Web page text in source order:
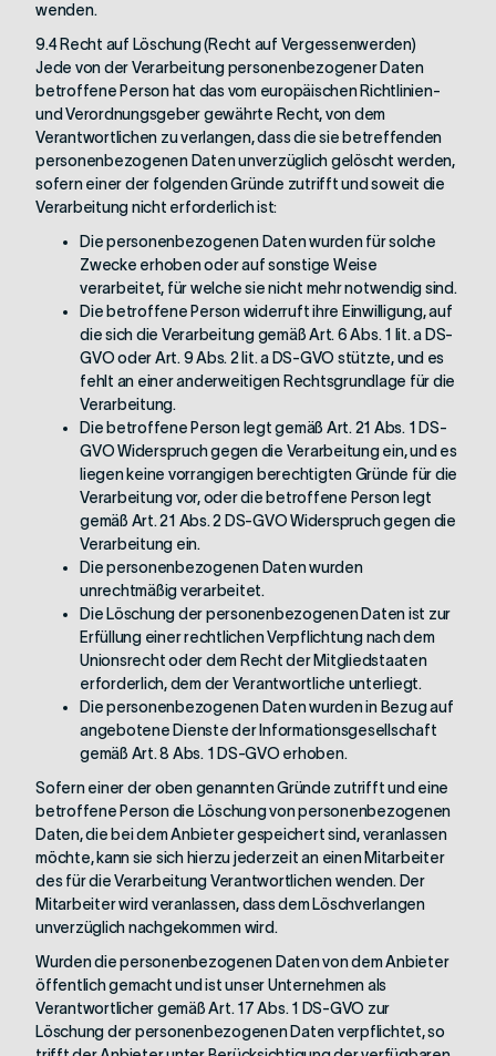
wenden.
9.4 Recht auf Löschung (Recht auf Vergessenwerden)
Jede von der Verarbeitung personenbezogener Daten
betroffene Person hat das vom europäischen Richtlinien-
und Verordnungsgeber gewährte Recht, von dem
Verantwortlichen zu verlangen, dass die sie betreffenden
personenbezogenen Daten unverzüglich gelöscht werden,
sofern einer der folgenden Gründe zutrifft und soweit die
Verarbeitung nicht erforderlich ist:
Die personenbezogenen Daten wurden für solche
Zwecke erhoben oder auf sonstige Weise
verarbeitet, für welche sie nicht mehr notwendig sind.
Die betroffene Person widerruft ihre Einwilligung, auf
die sich die Verarbeitung gemäß Art. 6 Abs. 1 lit. a DS-
GVO oder Art. 9 Abs. 2 lit. a DS-GVO stützte, und es
fehlt an einer anderweitigen Rechtsgrundlage für die
Verarbeitung.
Die betroffene Person legt gemäß Art. 21 Abs. 1 DS-
GVO Widerspruch gegen die Verarbeitung ein, und es
liegen keine vorrangigen berechtigten Gründe für die
Verarbeitung vor, oder die betroffene Person legt
gemäß Art. 21 Abs. 2 DS-GVO Widerspruch gegen die
Verarbeitung ein.
Die personenbezogenen Daten wurden
unrechtmäßig verarbeitet.
Die Löschung der personenbezogenen Daten ist zur
Erfüllung einer rechtlichen Verpflichtung nach dem
Unionsrecht oder dem Recht der Mitgliedstaaten
erforderlich, dem der Verantwortliche unterliegt.
Die personenbezogenen Daten wurden in Bezug auf
angebotene Dienste der Informationsgesellschaft
gemäß Art. 8 Abs. 1 DS-GVO erhoben.
Sofern einer der oben genannten Gründe zutrifft und eine
betroffene Person die Löschung von personenbezogenen
Daten, die bei dem Anbieter gespeichert sind, veranlassen
möchte, kann sie sich hierzu jederzeit an einen Mitarbeiter
des für die Verarbeitung Verantwortlichen wenden. Der
Mitarbeiter wird veranlassen, dass dem Löschverlangen
unverzüglich nachgekommen wird.
Wurden die personenbezogenen Daten von dem Anbieter
öffentlich gemacht und ist unser Unternehmen als
Verantwortlicher gemäß Art. 17 Abs. 1 DS-GVO zur
Löschung der personenbezogenen Daten verpflichtet, so